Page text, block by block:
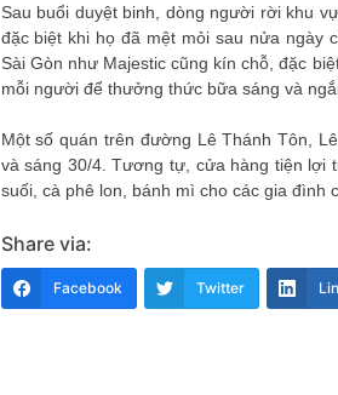
Sau buổi duyệt binh, dòng người rời khu
đặc biệt khi họ đã mệt mỏi sau nửa ngày
Sài Gòn như Majestic cũng kín chỗ, đặc
mỗi người để thưởng thức bữa sáng và
Một số quán trên đường Lê Thánh Tôn,
và sáng 30/4. Tương tự, cửa hàng tiện lợi
suối, cà phê lon, bánh mì cho các gia đình
Share via:
Facebook Twitter